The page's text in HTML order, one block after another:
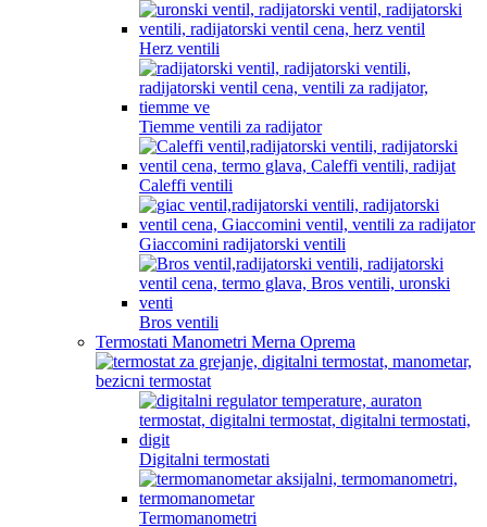
Herz ventili
Tiemme ventili za radijator
Caleffi ventili
Giaccomini radijatorski ventili
Bros ventili
Termostati Manometri Merna Oprema
Digitalni termostati
Termomanometri